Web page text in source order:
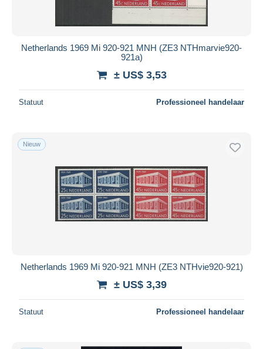
Netherlands 1969 Mi 920-921 MNH (ZE3 NTHmarvie920-
921a)
± US$ 3,53
Statuut Professioneel handelaar
Nieuw
Netherlands 1969 Mi 920-921 MNH (ZE3 NTHvie920-921)
± US$ 3,39
Statuut Professioneel handelaar